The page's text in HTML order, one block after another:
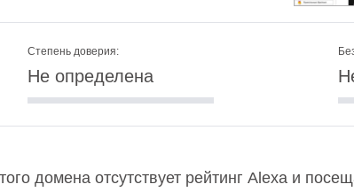
Степень доверия:
Не определена
домена отсутствует рейтинг Alexa и